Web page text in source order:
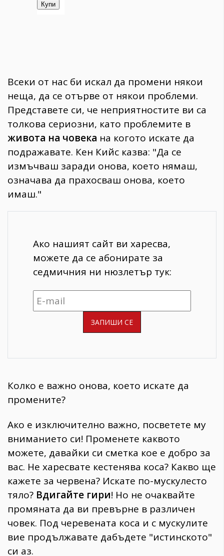
Всеки от нас би искал да промени някои
неща, да се отърве от някои проблеми.
Представете си, че неприятностите ви са
толкова сериозни, като проблемите в
живота на човека на когото искате да
подражавате. Кен Кийс казва: "Да се
измъчваш заради онова, което нямаш,
означава да прахосваш онова, което
имаш."
Ако нашият сайт ви харесва,
можете да се абонирате за
седмичния ни нюзлетър тук:
Колко е важно онова, което искате да
промените?
Ако е изключително важно, посветете му
вниманието си! Променете каквото
можете, давайки си сметка кое е добро за
вас. Не харесвате кестенява коса? Какво ще
кажете за червена? Искате по-мускулесто
тяло? Вдигайте гири! Но не очаквайте
промяната да ви превърне в различен
човек. Под черевената коса и с мускулите
вие продължавате дабъдете "истинското"
си аз.